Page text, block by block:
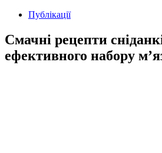
Публікації
Смачні рецепти
ефективного набору